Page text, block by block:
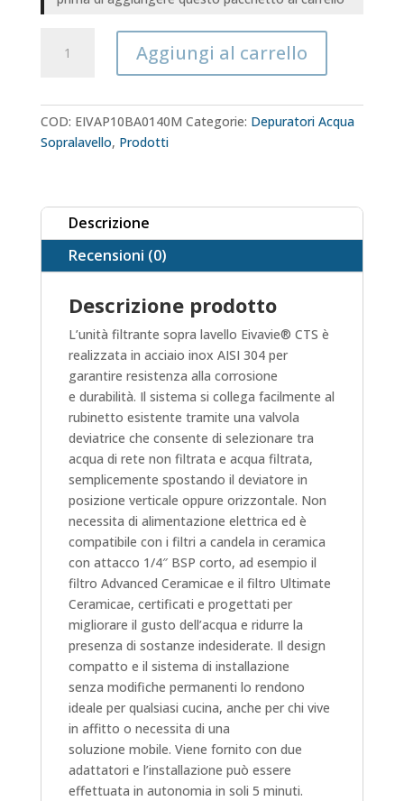
acqua
Eivavie®
Cts
inox
quantità
Aggiungi al carrello
COD: EIVAP10BA0140M Categorie: Depuratori Acqua
Sopralavello, Prodotti
Descrizione
Recensioni (0)
Descrizione prodotto
L’unità filtrante sopra lavello Eivavie® CTS è
realizzata in acciaio inox AISI 304 per
garantire resistenza alla corrosione
e durabilità. Il sistema si collega facilmente al
rubinetto esistente tramite una valvola
deviatrice che consente di selezionare tra
acqua di rete non filtrata e acqua filtrata,
semplicemente spostando il deviatore in
posizione verticale oppure orizzontale. Non
necessita di alimentazione elettrica ed è
compatibile con i filtri a candela in ceramica
con attacco 1/4″ BSP corto, ad esempio il
filtro Advanced Ceramicae e il filtro Ultimate
Ceramicae, certificati e progettati per
migliorare il gusto dell’acqua e ridurre la
presenza di sostanze indesiderate. Il design
compatto e il sistema di installazione
senza modifiche permanenti lo rendono
ideale per qualsiasi cucina, anche per chi vive
in affitto o necessita di una
soluzione mobile. Viene fornito con due
adattatori e l’installazione può essere
effettuata in autonomia in soli 5 minuti.